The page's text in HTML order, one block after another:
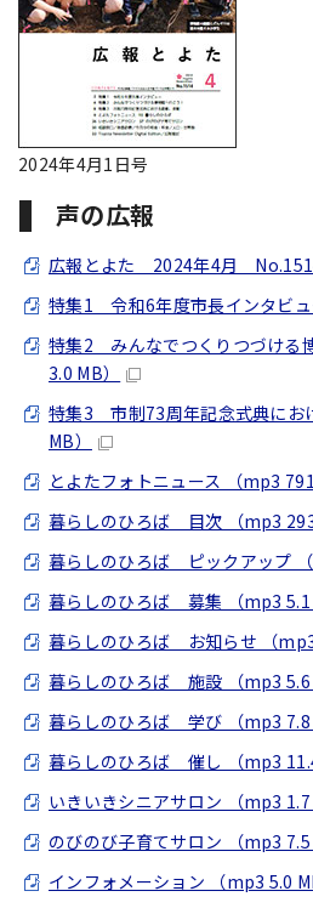
2024年4月1日号
声の広報
広報とよた 2024年4月
特集1 令和6年度市長インタビュ
特集2 みんなでつくりつづける
3.0 MB）
特集3 市制73周年記念式典にお
MB）
とよたフォトニュース （mp3
暮らしのひろば 目次 （mp3
暮らしのひろば ピックアップ （
暮らしのひろば 募集 （mp3 5.1
暮らしのひろば お知らせ （mp3
暮らしのひろば 施設 （mp3 5.6
暮らしのひろば 学び （mp3 7.8
暮らしのひろば 催し （mp3 11.4
いきいきシニアサロン （mp3 1.7
のびのび子育てサロン （mp3 7.5
インフォメーション （mp3 5.0